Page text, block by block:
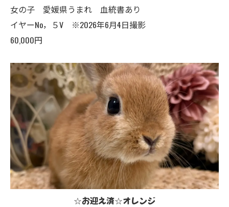
女の子 愛媛県うまれ 血統書あり
イヤーNo，５V ※2026年6月4日撮影
60,000円
☆お迎え済☆オレンジ